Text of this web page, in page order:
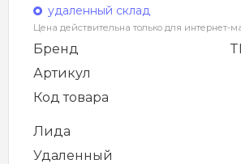
удаленный склад
Цена действительна только для интернет-
Бренд
Артикул
Код товара
Лида
Удаленный